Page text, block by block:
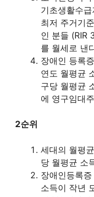
기초생활수
최저 주거기
인 분들 (RIR
를 월세로 낸
장애인 등록
연도 월평균
구당 월평균
에 영구임대
2순위
세대의 월평
당 월평균 소
장애인등록
소득이 작년